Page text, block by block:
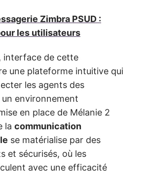
Zimbra PSUD :
les utilisateurs
interface de cette
une plateforme intuitive qui
les agents des
environnement
en place de Mélanie 2
la communication
se matérialise par des
et sécurisés, où les
avec une efficacité